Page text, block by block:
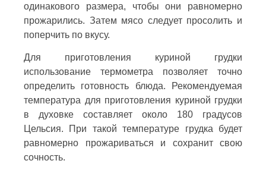
одинакового размера, чтобы они равномерно
прожарились. Затем мясо следует просолить и
поперчить по вкусу.
Для приготовления куриной грудки
использование термометра позволяет точно
определить готовность блюда. Рекомендуемая
температура для приготовления куриной грудки
в духовке составляет около 180 градусов
Цельсия. При такой температуре грудка будет
равномерно прожариваться и сохранит свою
сочность.